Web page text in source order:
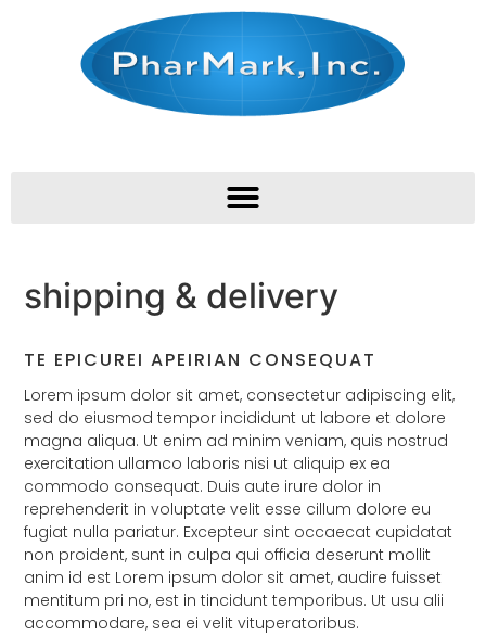
shipping & delivery
TE EPICUREI APEIRIAN CONSEQUAT
Lorem ipsum dolor sit amet, consectetur adipiscing elit,
sed do eiusmod tempor incididunt ut labore et dolore
magna aliqua. Ut enim ad minim veniam, quis nostrud
exercitation ullamco laboris nisi ut aliquip ex ea
commodo consequat. Duis aute irure dolor in
reprehenderit in voluptate velit esse cillum dolore eu
fugiat nulla pariatur. Excepteur sint occaecat cupidatat
non proident, sunt in culpa qui officia deserunt mollit
anim id est Lorem ipsum dolor sit amet, audire fuisset
mentitum pri no, est in tincidunt temporibus. Ut usu alii
accommodare, sea ei velit vituperatoribus.